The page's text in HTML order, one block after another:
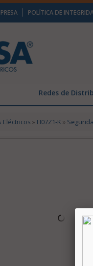
POLÍTICA DE
Redes de
Eléctricos » H07Z1-K »